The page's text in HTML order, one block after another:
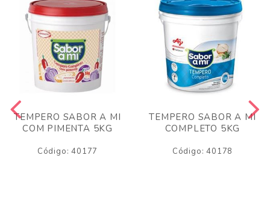
TEMPERO SABOR A MI
COM PIMENTA 5KG
Código: 40177
TEMPERO SABOR A MI
COMPLETO 5KG
Código: 40178